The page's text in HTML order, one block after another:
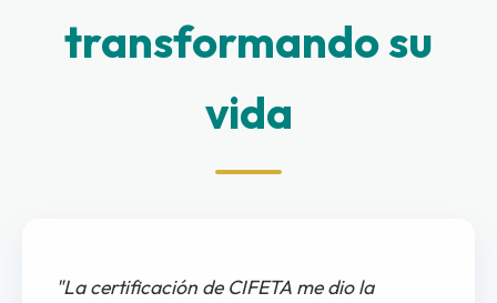
transformando su
vida
"La certificación de CIFETA me dio la